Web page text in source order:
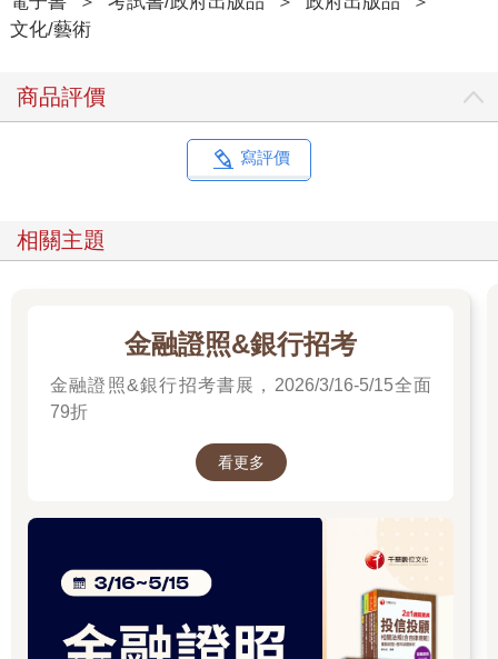
文化/藝術
商品評價
寫評價
相關主題
金融證照&銀行招考
金融證照&銀行招考書展，2026/3/16-5/15全面
79折
看更多